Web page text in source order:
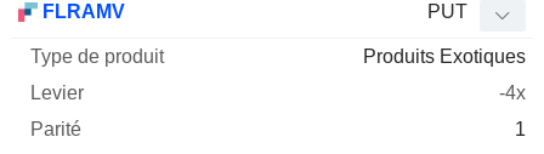
FLRAMV PUT
Produits Exotiques
-4x
1